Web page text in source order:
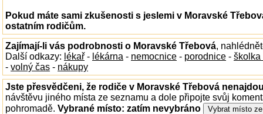
Pokud máte sami zkušenosti s jeslemi v Moravské
ostatním rodičům.
Zajímají-li vás podrobnosti o Moravské Třebová,
Další odkazy: lékař - lékárna - nemocnice - porodnice - školka
- volný čas - nákupy
Jste přesvědčeni, že rodiče v Moravské Třebová
návštěvu jiného místa ze seznamu a dole připojte svůj
pohromadě. Vybrané místo: zatím nevybráno